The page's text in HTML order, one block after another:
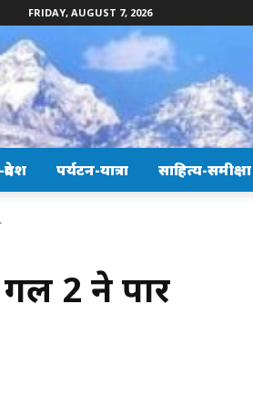
FRIDAY, AUGUST 7, 2026
पर्यटन-यात्रा साहित्य-समीक्षा
2 ने पार